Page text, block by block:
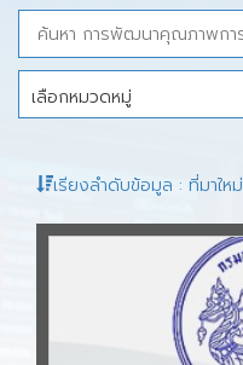
เรียงลำดับข้อมูล : ที่มาใหม่